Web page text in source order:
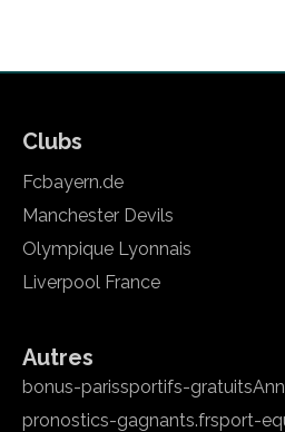
Clubs
Fcbayern.de
Manchester Devils
Olympique Lyonnais
Liverpool France
Autres
bonus-parissportifs-gratuits
pronostics-gagnants.frsport-